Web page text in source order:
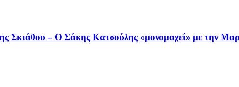
– Ο Σάκης Κατσούλης «μονομαχεί» με την